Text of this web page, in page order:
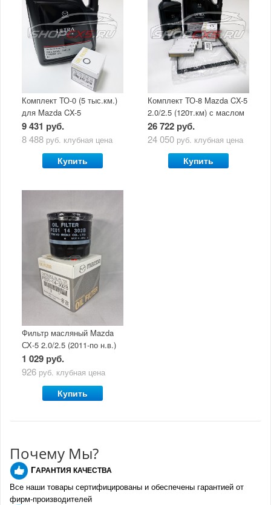
Комплект ТО-0 (5 тыс.км.)
для Mazda CX-5
(двигатель 2.0/2.5) с
маслом Mazda Original Oil
9 431 руб.
8 488 руб. клубная цена
Купить
Комплект ТО-8 Mazda CX-5
2.0/2.5 (120т.км) с маслом
Mazda Original Oil Ultra
5W30
26 722 руб.
24 050 руб. клубная цена
Купить
Фильтр масляный Mazda
СХ-5 2.0/2.5 (2011-по н.в.)
1 029 руб.
926 руб. клубная цена
Купить
Почему Мы?
ГАРАНТИЯ КАЧЕСТВА
Все наши товары сертифицированы и обеспечены гарантией от
фирм-производителей